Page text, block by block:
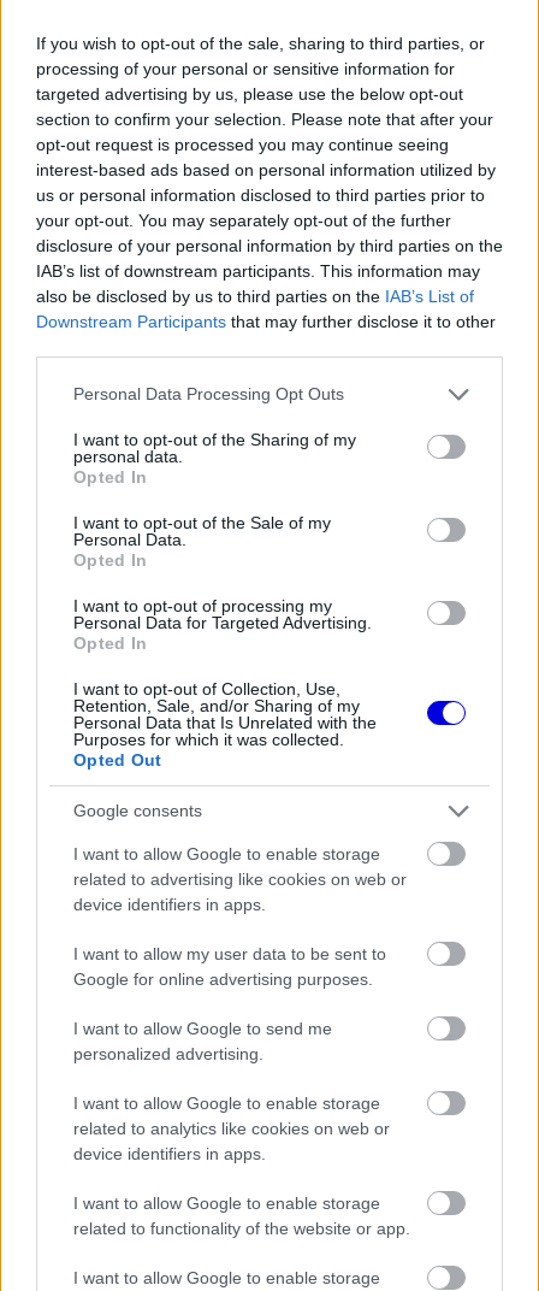
If you wish to opt-out of the sale, sharing to third parties, or
processing of your personal or sensitive information for
targeted advertising by us, please use the below opt-out
section to confirm your selection. Please note that after your
opt-out request is processed you may continue seeing
interest-based ads based on personal information utilized by
us or personal information disclosed to third parties prior to
your opt-out. You may separately opt-out of the further
disclosure of your personal information by third parties on the
IAB’s list of downstream participants. This information may
also be disclosed by us to third parties on the IAB’s List of
Downstream Participants that may further disclose it to other
Please note that this website/app uses one or more Google
not limited to your visit or usage behaviour. You may click to
grant or deny consent to Google and its third-party tags to
use your data for below specified purposes in below Google
consent section.
Personal Data Processing Opt Outs
I want to opt-out of the Sharing of my
personal data.
Opted In
I want to opt-out of the Sale of my
Personal Data.
Opted In
I want to opt-out of processing my
Personal Data for Targeted Advertising.
Opted In
I want to opt-out of Collection, Use,
Retention, Sale, and/or Sharing of my
Personal Data that Is Unrelated with the
Purposes for which it was collected.
Opted Out
Google consents
I want to allow Google to enable storage
related to advertising like cookies on web or
device identifiers in apps.
I want to allow my user data to be sent to
Google for online advertising purposes.
I want to allow Google to send me
personalized advertising.
I want to allow Google to enable storage
related to analytics like cookies on web or
device identifiers in apps.
I want to allow Google to enable storage
related to functionality of the website or app.
I want to allow Google to enable storage
0,089 másodpercen belül volt egymáshoz képest.
Video
Player
is
This
is
a
modal
window.
The media could not be loaded, either because
the server or network failed or because the format
is not supported.
A Ferrarik közül Lewis Hamilton érte el a jobb
eredményt: nyolcadikként végzett, ám vizsgálat
megszegett egy piros zászlós szabályt az edzés.
EZEKET IS AJÁNLJUK
FORMA-1
Mélypontról mentené meg F1-es
projektjét a Honda a sokkoló
Óriási átalakulás a Ferrarinál,
miközben baljós árnyak vetülnek a
Holland Nagydíjra
A szakértő szerint a Ferrarinak
üres csekket kellene adnia
Verstappennek
Mindez akkor történt, amikor Liam Lawson immár
másodszor is balesetet szenvedett a hétvégén. A
pályát rövid időre lezárták, majd az újraindítást
követően több csapat is gyors köröket próbált